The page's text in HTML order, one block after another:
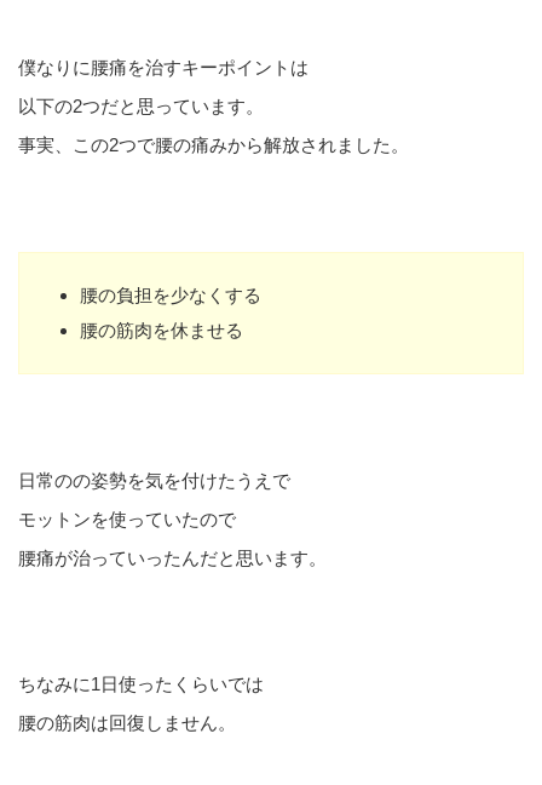
僕なりに腰痛を治すキーポイントは
以下の2つだと思っています。
事実、この2つで腰の痛みから解放されました。
腰の負担を少なくする
腰の筋肉を休ませる
日常のの姿勢を気を付けたうえで
モットンを使っていたので
腰痛が治っていったんだと思います。
ちなみに1日使ったくらいでは
腰の筋肉は回復しません。